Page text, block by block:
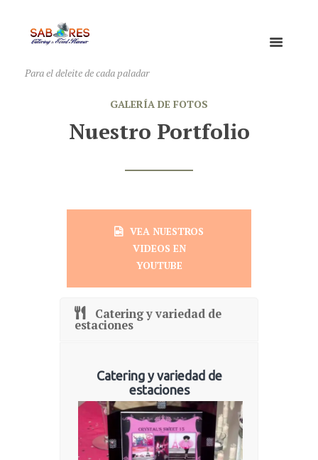
Para el deleite de cada paladar
GALERÍA DE FOTOS
Nuestro Portfolio
VEA NUESTROS
VIDEOS EN
YOUTUBE
Catering y variedad de
estaciones
Catering y variedad de
estaciones